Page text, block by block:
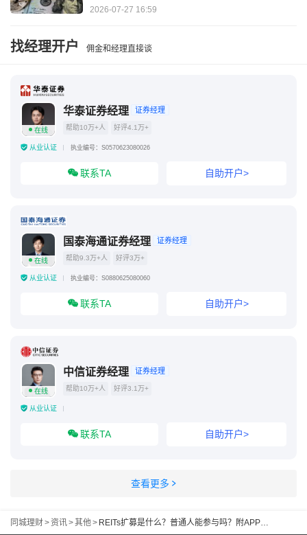
器）
2026-07-27 16:59
找经理开户 佣金和经理直接谈
在线
华泰证券经理 证券经理
帮助10万+人 好评4.1万+
从业认证 执业编号：S0570623080026
联系TA 自助开户>
在线
国泰海通证券经理 证券经理
帮助9.3万+人 好评3万+
从业认证 执业编号：S0880625080060
联系TA 自助开户>
在线
中信证券经理 证券经理
帮助10万+人 好评3.1万+
从业认证
联系TA 自助开户>
查看更多
同城理财>资讯>其他> REITs扩募是什么？普通人能参与吗？附APP实操指南